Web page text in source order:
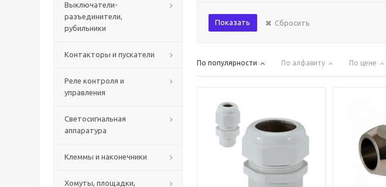
Выключатели-
разъединители,
рубильники
Контакторы и пускатели
Реле контроля и
управления
Светосигнальная
аппаратура
Клеммы и наконечники
Хомуты, площадки,
Показать Сбросить
По популярности По алфавиту По цене